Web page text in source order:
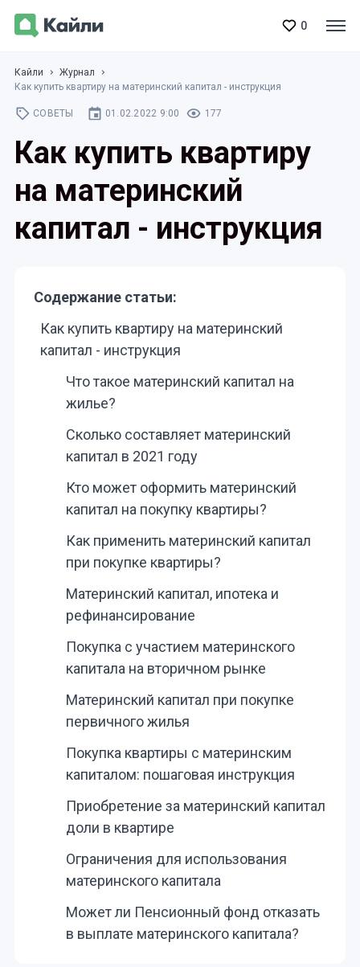
0
Кайли
Журнал
Как купить квартиру на материнский капитал - инструкция
СОВЕТЫ 01.02.2022 9:00 177
Как купить квартиру
на материнский
капитал - инструкция
Содержание статьи:
Как купить квартиру на материнский
капитал - инструкция
Что такое материнский капитал на
жилье?
Сколько составляет материнский
капитал в 2021 году
Кто может оформить материнский
капитал на покупку квартиры?
Как применить материнский капитал
при покупке квартиры?
Материнский капитал, ипотека и
рефинансирование
Покупка с участием материнского
капитала на вторичном рынке
Материнский капитал при покупке
первичного жилья
Покупка квартиры с материнским
капиталом: пошаговая инструкция
Приобретение за материнский капитал
доли в квартире
Ограничения для использования
материнского капитала
Может ли Пенсионный фонд отказать
в выплате материнского капитала?